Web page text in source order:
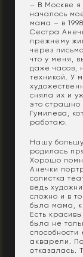
– В Москве я
началось
мама – в
Сестра
прежнему
через
что у меня,
даже часов,
техникой. У
сняла их и
это страшно
Гумилева,
работаю.
Нашу
родилась
Хорошо
Анечки
солистка
ведь
сложно и в
была мама,
Есть
была не
способности
акварели.
отказалась.